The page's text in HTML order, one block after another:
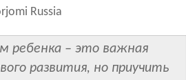
Russia
ребенка – это важная
развития, но приучить